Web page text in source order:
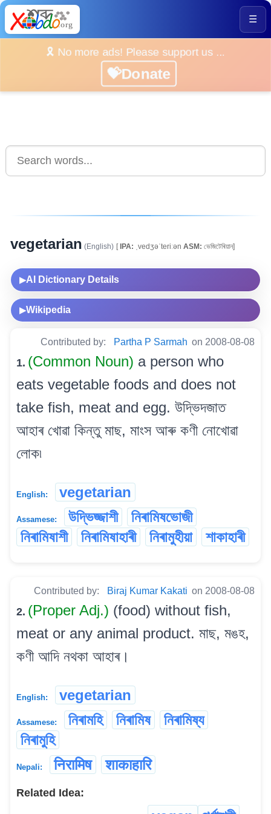
☰
🎗️ No more ads! Please support us ...
💝Donate
vegetarian (English) [IPA: ˌvedʒəˈteriːən ASM: ভেজিটেৰিয়ান]
▶AI Dictionary Details
▶Wikipedia
Contributed by: Partha P Sarmah on 2008-08-08
1. (Common Noun) a person who
eats vegetable foods and does not
take fish, meat and egg. উদ্ভিদজাত
আহাৰ খোৱা কিন্তু মাছ, মাংস আৰু কণী নোখোৱা
লোক৷
English: vegetarian
Assamese: উদ্ভিজ্জাশী
নিৰামিষভোজী
নিৰামিষাশী
নিৰামিষাহাৰী নিৰামুহীয়া শাকাহাৰী
Contributed by: Biraj Kumar Kakati on 2008-08-08
2. (Proper Adj.) (food) without fish,
meat or any animal product. মাছ, মঙহ,
কণী আদি নথকা আহাৰ।
English: vegetarian
Assamese: নিৰামহি নিৰামিষ
নিৰামিষ্য
নিৰামুহি
Nepali: निरामिष शाकाहारि
Related Idea: